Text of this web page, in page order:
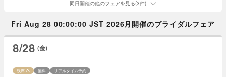
同日開催の他のフェアを見る(3件)
Fri Aug 28 00:00:00 JST 2026月開催のブライダルフェア
8/28 (金)
残席 無料 リアルタイム予約